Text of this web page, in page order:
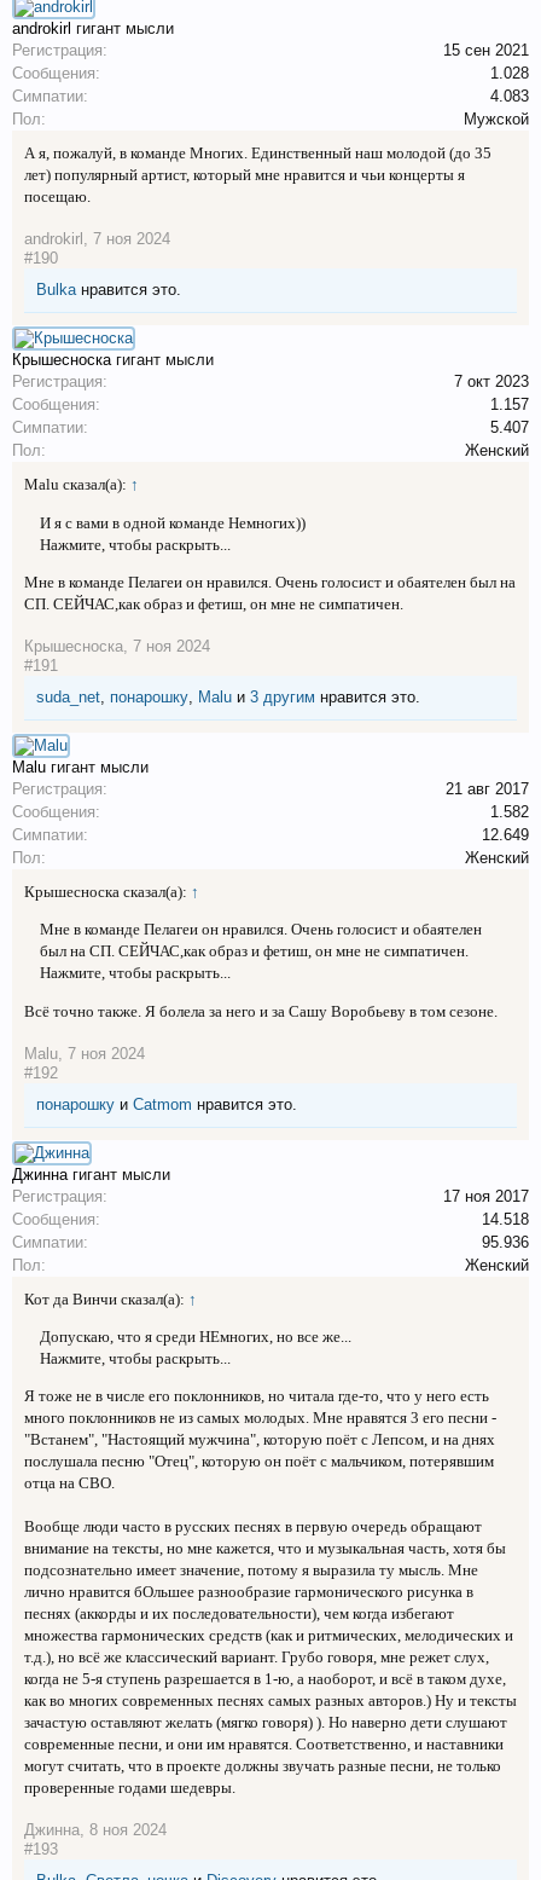
androkirl гигант мысли
Регистрация:
15 сен 2021
Сообщения:
1.028
Симпатии:
4.083
Пол:
Мужской
А я, пожалуй, в команде Многих. Единственный наш молодой (до 35
лет) популярный артист, который мне нравится и чьи концерты я
посещаю.
androkirl , 7 ноя 2024
#190
Bulkaнравится это.
Крышесноска гигант мысли
Регистрация:
7 окт 2023
Сообщения:
1.157
Симпатии:
5.407
Пол:
Женский
Malu сказал(а): ↑
И я с вами в одной команде Немногих))
Нажмите, чтобы раскрыть...
Мне в команде Пелагеи он нравился. Очень голосист и обаятелен был на
СП. СЕЙЧАС,как образ и фетиш, он мне не симпатичен.
Крышесноска 7 ноя 2024
#191
suda_net понарошку Malu и 3 другим нравится это.
Malu гигант мысли
Регистрация:
21 авг 2017
Сообщения:
1.582
Симпатии:
12.649
Пол:
Женский
Крышесноска сказал(а): ↑
Мне в команде Пелагеи он нравился. Очень голосист и обаятелен
был на СП. СЕЙЧАС,как образ и фетиш, он мне не симпатичен.
Нажмите, чтобы раскрыть...
Всё точно также. Я болела за него и за Сашу Воробьеву в том сезоне.
Malu 7 ноя 2024
#192
понарошку и Catmom нравится это.
Джинна гигант мысли
Регистрация:
17 ноя 2017
Сообщения:
14.518
Симпатии:
95.936
Пол:
Женский
Кот да Винчи сказал(а): ↑
Допускаю, что я среди НЕмногих, но все же...
Нажмите, чтобы раскрыть...
Я тоже не в числе его поклонников, но читала где-то, что у него есть
много поклонников не из самых молодых. Мне нравятся 3 его песни -
"Встанем", "Настоящий мужчина", которую поёт с Лепсом, и на днях
послушала песню "Отец", которую он поёт с мальчиком, потерявшим
отца на СВО.
Вообще люди часто в русских песнях в первую очередь обращают
внимание на тексты, но мне кажется, что и музыкальная часть, хотя бы
подсознательно имеет значение, потому я выразила ту мысль. Мне
лично нравится бОльшее разнообразие гармонического рисунка в
песнях (аккорды и их последовательности), чем когда избегают
множества гармонических средств (как и ритмических, мелодических и
т.д.), но всё же классический вариант. Грубо говоря, мне режет слух,
когда не 5-я ступень разрешается в 1-ю, а наоборот, и всё в таком духе,
как во многих современных песнях самых разных авторов.) Ну и тексты
зачастую оставляют желать (мягко говоря) ). Но наверно дети слушают
современные песни, и они им нравятся. Соответственно, и наставники
могут считать, что в проекте должны звучать разные песни, не только
проверенные годами шедевры.
Джинна, 8 ноя 2024
#193